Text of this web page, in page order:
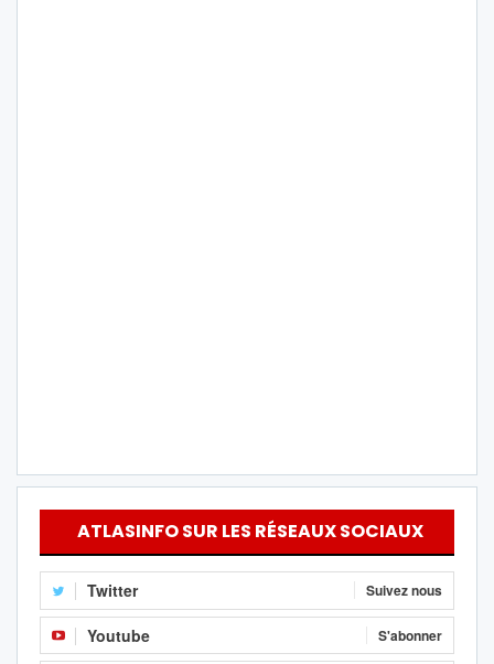
ATLASINFO SUR LES RÉSEAUX SOCIAUX
Twitter Suivez nous
Youtube S'abonner